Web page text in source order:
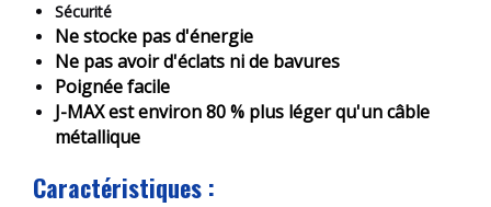
Sécurité
Ne stocke pas d'énergie
Ne pas avoir d'éclats ni de bavures
Poignée facile
J-MAX est environ 80 % plus léger qu'un câble
métallique
Caractéristiques :